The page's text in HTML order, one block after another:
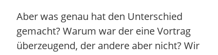
Aber was genau hat den Unterschied
gemacht? Warum war der eine Vortrag
überzeugend, der andere aber nicht? Wir